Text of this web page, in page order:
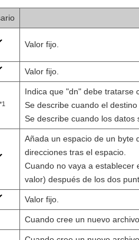
Valor fijo.
Valor fijo.
Indica que "dn" debe tratarse
Se describe cuando el
Se describe cuando los datos
Añada un espacio de un byte
direcciones tras el espacio.
Cuando no vaya a establecer
valor) después de los dos
Valor fijo.
Cuando cree un nuevo